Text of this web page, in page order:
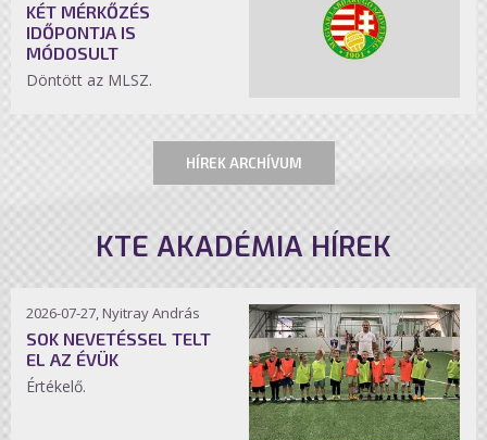
KÉT MÉRKŐZÉS
IDŐPONTJA IS
MÓDOSULT
Döntött az MLSZ.
HÍREK ARCHÍVUM
KTE AKADÉMIA HÍREK
2026-07-27, Nyitray András
SOK NEVETÉSSEL TELT
EL AZ ÉVÜK
Értékelő.